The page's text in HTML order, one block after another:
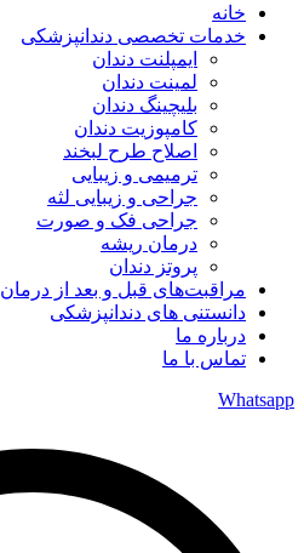
خانه
خدمات تخصصی دندانپزشکی
ایمپلنت دندان
لمینت دندان
بلیچینگ دندان
کامپوزیت دندان
اصلاح طرح لبخند
ترمیمی و زیبایی
جراحی و زیبایی لثه
جراحی فک و صورت
درمان ریشه
پروتز دندان
مراقبت‌های قبل و بعد از درمان
دانستنی های دندانپزشکی
درباره ما
تماس با ما
Whatsapp